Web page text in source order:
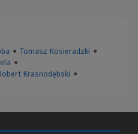
● Tomasz Kosieradzki ●
●
Krasnodębski ●